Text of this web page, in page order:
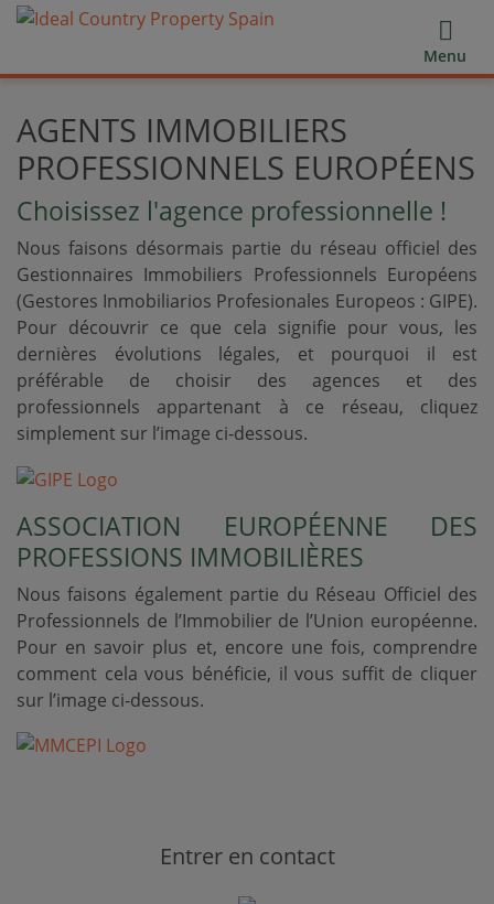
Menu
AGENTS IMMOBILIERS
PROFESSIONNELS EUROPÉENS
Choisissez l'agence professionnelle !
Nous faisons désormais partie du réseau officiel des
Gestionnaires Immobiliers Professionnels Européens
(Gestores Inmobiliarios Profesionales Europeos : GIPE).
Pour découvrir ce que cela signifie pour vous, les
dernières évolutions légales, et pourquoi il est
préférable de choisir des agences et des
professionnels appartenant à ce réseau, cliquez
simplement sur l’image ci‑dessous.
ASSOCIATION EUROPÉENNE DES
PROFESSIONS IMMOBILIÈRES
Nous faisons également partie du Réseau Officiel des
Professionnels de l’Immobilier de l’Union européenne.
Pour en savoir plus et, encore une fois, comprendre
comment cela vous bénéficie, il vous suffit de cliquer
sur l’image ci‑dessous.
Entrer en contact